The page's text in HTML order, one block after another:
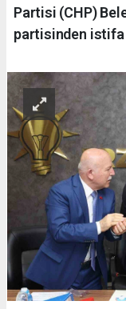
Partisi (CHP)
partisinden istifa